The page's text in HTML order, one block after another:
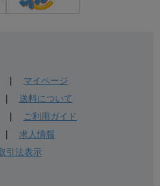
マイページ
送料について
ご利用ガイド
求人情報
引法表示